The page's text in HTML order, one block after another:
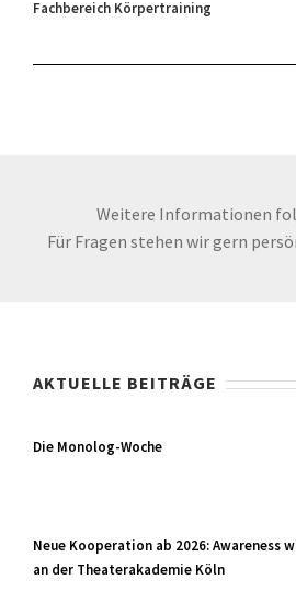
Fachbereich Körpertraining
Weitere Informationen
Für Fragen stehen wir gern
AKTUELLE BEITRÄGE
Die Monolog-Woche
Neue Kooperation ab 2026: Awareness
an der Theaterakademie Köln